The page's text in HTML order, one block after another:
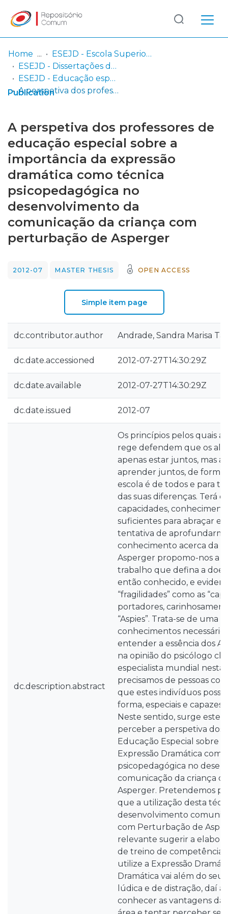
Communities
& Collections
Entities
Statistics
Log
In
(current)
Home
ESEJD - Escola Superior de Educação João de Deus
ESEJD - Dissertações de Mestrado em Educação
ESEJD - Educação especial – domínio cognitivo – motor (dissertação)
A perspetiva dos professores de educação especial sobre a importância da expressão dramática como técnica psicopedagógica no desenvolvimento da comunicação da criança com perturbação de Asperger
Publication
A perspetiva dos professores de
educação especial sobre a
importância da expressão
dramática como técnica
psicopedagógica no
desenvolvimento da
comunicação da criança com
perturbação de Asperger
2012-07 MASTER THESIS OPEN ACCESS
Simple item page
dc.contributor.author Andrade, Sandra Marisa
dc.date.accessioned 2012-07-27T14:30:29Z
dc.date.available 2012-07-27T14:30:29Z
dc.date.issued 2012-07
dc.description.abstract
Os princípios pelos quais a
rege defendem que os
apenas estar juntos, mas
aprender juntos, de forma
escola é de todos e para
das suas diferenças. Terá
capacidades,
suficientes para abraçar
tentativa de
conhecimento acerca da
Asperger propomo-nos a
trabalho que defina a
então conhecido, e
“fragilidades” como as
portadores,
“Aspies”. Trata-se de uma
conhecimentos
entender a essência dos
na opinião do psicólogo
especialista mundial
precisamos de pessoas
que estes indivíduos
forma, especiais e capazes
Neste sentido, surge este
perceber a perspetiva dos
Educação Especial sobre
Expressão Dramática
psicopedagógica no
comunicação da criança
Asperger. Pretendemos
que a utilização desta
desenvolvimento
com Perturbação de
relevante sugerir a
de treino de
utilize a Expressão
Dramática vai além do
lúdica e de distração, daí
conhecer as vantagens da